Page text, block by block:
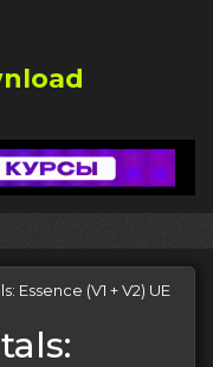
Essence (V1 + V2) UE